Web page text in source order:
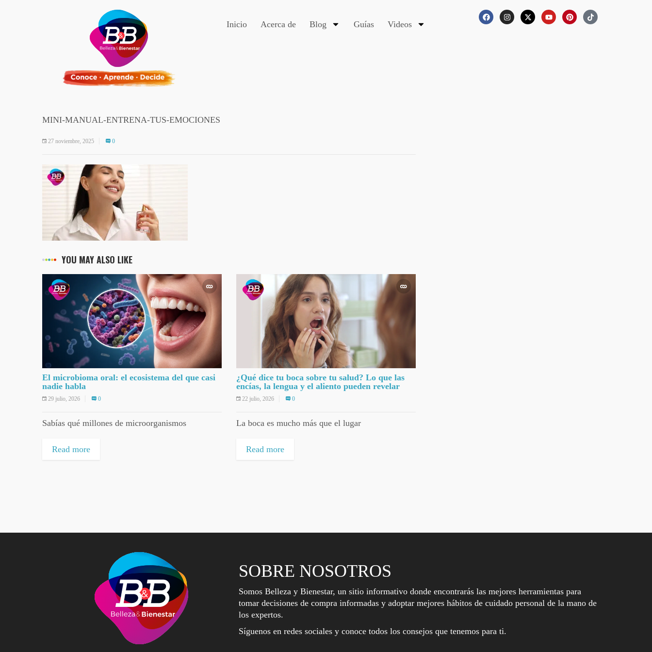
Inicio Acerca de Blog Guías Videos
MINI-MANUAL-ENTRENA-TUS-EMOCIONES
27 noviembre, 2025 0
YOU MAY ALSO LIKE
El microbioma oral: el ecosistema del que casi
nadie habla
29 julio, 2026 0
Sabías qué millones de microorganismos
Read more
¿Qué dice tu boca sobre tu salud? Lo que las
encías, la lengua y el aliento pueden revelar
22 julio, 2026 0
La boca es mucho más que el lugar
Read more
SOBRE NOSOTROS
Somos Belleza y Bienestar, un sitio informativo donde encontrarás las mejores herramientas para
tomar decisiones de compra informadas y adoptar mejores hábitos de cuidado personal de la mano de
los expertos.
Síguenos en redes sociales y conoce todos los consejos que tenemos para ti.